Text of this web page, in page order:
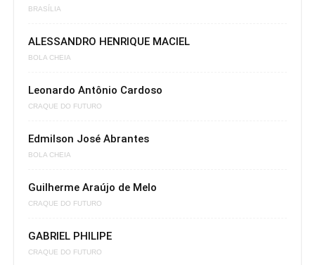
BRASÍLIA
ALESSANDRO HENRIQUE MACIEL
BOLA CHEIA
Leonardo Antônio Cardoso
CRAQUE DO FUTURO
Edmilson José Abrantes
BOLA CHEIA
Guilherme Araújo de Melo
CRAQUE DO FUTURO
GABRIEL PHILIPE
CRAQUE DO FUTURO